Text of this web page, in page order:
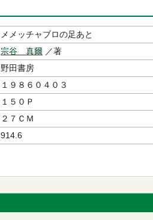
メメッチャブロの足あと
宗谷 真爾 ／著
野田書房
１９８６０４０３
１５０Ｐ
２７ＣＭ
914.6